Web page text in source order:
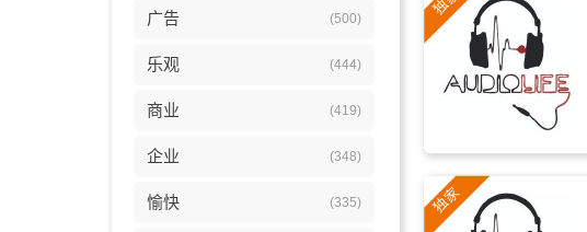
广告 (500)
乐观 (444)
商业 (419)
企业 (348)
愉快 (335)